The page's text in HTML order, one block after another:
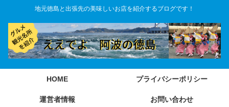
地元徳島と出張先の美味しいお店を紹介するブログです！
HOME プライバシーポリシー
運営者情報 お問い合わせ